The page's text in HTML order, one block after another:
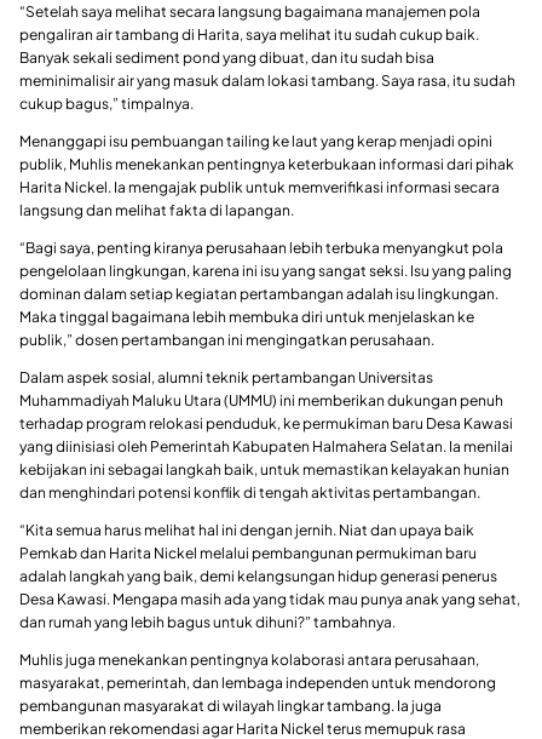
“Setelah saya melihat secara langsung bagaimana manajemen pola
pengaliran air tambang di Harita, saya melihat itu sudah cukup baik.
Banyak sekali sediment pond yang dibuat, dan itu sudah bisa
meminimalisir air yang masuk dalam lokasi tambang. Saya rasa, itu sudah
cukup bagus,” timpalnya.
Menanggapi isu pembuangan tailing ke laut yang kerap menjadi opini
publik, Muhlis menekankan pentingnya keterbukaan informasi dari pihak
Harita Nickel. Ia mengajak publik untuk memverifikasi informasi secara
langsung dan melihat fakta di lapangan.
“Bagi saya, penting kiranya perusahaan lebih terbuka menyangkut pola
pengelolaan lingkungan, karena ini isu yang sangat seksi. Isu yang paling
dominan dalam setiap kegiatan pertambangan adalah isu lingkungan.
Maka tinggal bagaimana lebih membuka diri untuk menjelaskan ke
publik,” dosen pertambangan ini mengingatkan perusahaan.
Dalam aspek sosial, alumni teknik pertambangan Universitas
Muhammadiyah Maluku Utara (UMMU) ini memberikan dukungan penuh
terhadap program relokasi penduduk, ke permukiman baru Desa Kawasi
yang diinisiasi oleh Pemerintah Kabupaten Halmahera Selatan. Ia menilai
kebijakan ini sebagai langkah baik, untuk memastikan kelayakan hunian
dan menghindari potensi konflik di tengah aktivitas pertambangan.
“Kita semua harus melihat hal ini dengan jernih. Niat dan upaya baik
Pemkab dan Harita Nickel melalui pembangunan permukiman baru
adalah langkah yang baik, demi kelangsungan hidup generasi penerus
Desa Kawasi. Mengapa masih ada yang tidak mau punya anak yang sehat,
dan rumah yang lebih bagus untuk dihuni?” tambahnya.
Muhlis juga menekankan pentingnya kolaborasi antara perusahaan,
masyarakat, pemerintah, dan lembaga independen untuk mendorong
pembangunan masyarakat di wilayah lingkar tambang. Ia juga
memberikan rekomendasi agar Harita Nickel terus memupuk rasa